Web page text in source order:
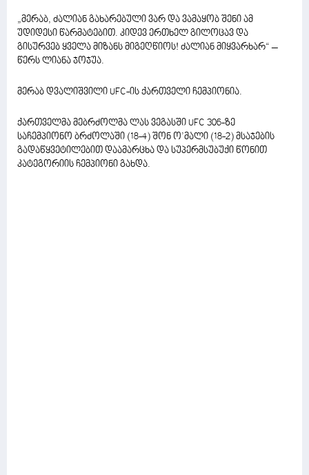
„მერაბ, ძალიან გახარებული ვარ და ვამაყობ შენი ამ
უდიდესი წარმატებით. კიდევ ერთხელ გილოცავ და
გისურვებ ყველა მიზანს მიგეღწიოს! ძალიან მიყვარხარ“ –
წერს ლიანა ჯოჯუა.
მერაბ დვალიშვილი UFC-ის ქართველი ჩემპიონია.
ქართველმა მებრძოლმა ლას ვეგასში UFC 306-ზე
საჩემპიონო ბრძოლაში (18-4) შონ ო’მალი (18-2) მსაჯების
გადაწყვეტილებით დაამარცხა და სუპერმსუბუქი წონით
კატეგორიის ჩემპიონი გახდა.